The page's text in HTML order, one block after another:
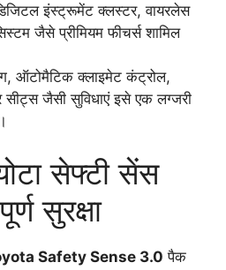
इंस्ट्रूमेंट क्लस्टर, वायरलेस
जैसे प्रीमियम फीचर्स शामिल
ऑटोमैटिक क्लाइमेट कंट्रोल,
जैसी सुविधाएं इसे एक लग्जरी
सेफ्टी सेंस
सुरक्षा
Safety Sense 3.0 पैक